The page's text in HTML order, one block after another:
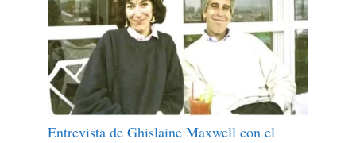
Entrevista de Ghislaine Maxwell con el